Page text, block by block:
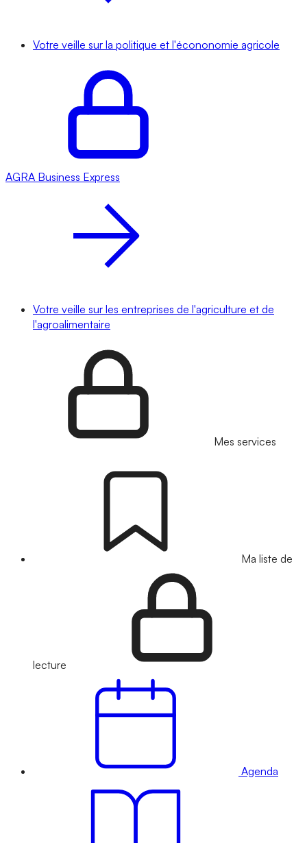
Votre veille sur la politique et l'écononomie agricole
AGRA Business Express
Votre veille sur les entreprises de l'agriculture et de
l'agroalimentaire
Mes services
Ma liste de
lecture
Agenda